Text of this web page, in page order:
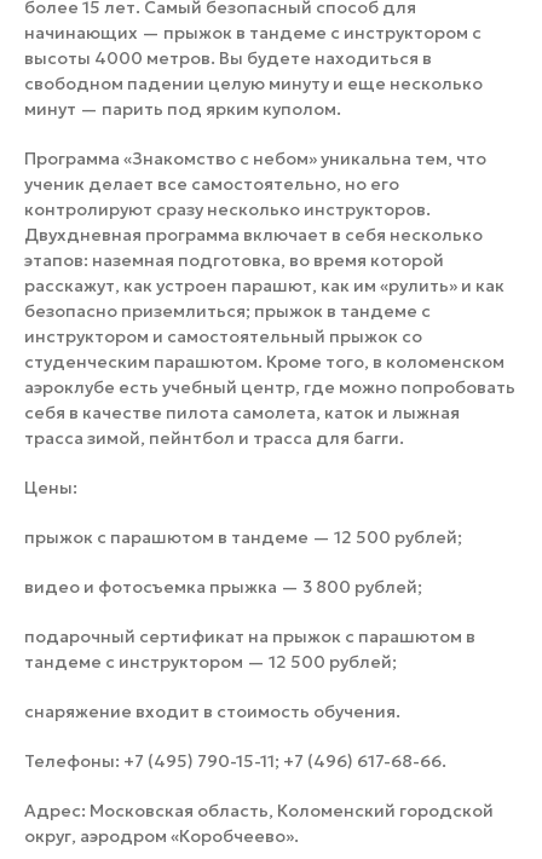
более 15 лет. Самый безопасный способ для
начинающих — прыжок в тандеме с инструктором с
высоты 4000 метров. Вы будете находиться в
свободном падении целую минуту и еще несколько
минут — парить под ярким куполом.
Программа «Знакомство с небом» уникальна тем, что
ученик делает все самостоятельно, но его
контролируют сразу несколько инструкторов.
Двухдневная программа включает в себя несколько
этапов: наземная подготовка, во время которой
расскажут, как устроен парашют, как им «рулить» и как
безопасно приземлиться; прыжок в тандеме с
инструктором и самостоятельный прыжок со
студенческим парашютом. Кроме того, в коломенском
аэроклубе есть учебный центр, где можно попробовать
себя в качестве пилота самолета, каток и лыжная
трасса зимой, пейнтбол и трасса для багги.
Цены:
прыжок с парашютом в тандеме — 12 500 рублей;
видео и фотосъемка прыжка — 3 800 рублей;
подарочный сертификат на прыжок с парашютом в
тандеме с инструктором — 12 500 рублей;
снаряжение входит в стоимость обучения.
Телефоны: +7 (495) 790-15-11; +7 (496) 617-68-66.
Адрес: Московская область, Коломенский городской
округ, аэродром «Коробчеево».